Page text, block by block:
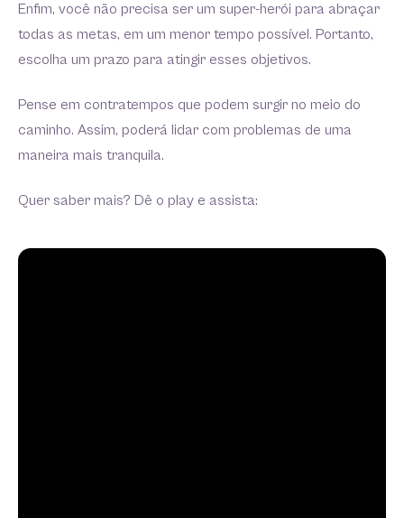
Enfim, você não precisa ser um super-herói para abraçar
todas as metas, em um menor tempo possível. Portanto,
escolha um prazo para atingir esses objetivos.
Pense em contratempos que podem surgir no meio do
caminho. Assim, poderá lidar com problemas de uma
maneira mais tranquila.
Quer saber mais? Dê o play e assista: